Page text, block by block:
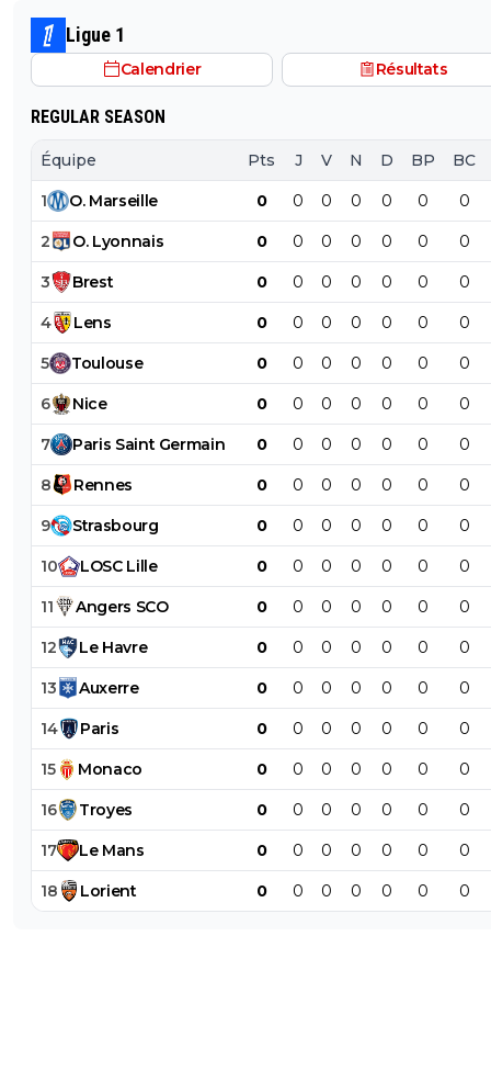
Ligue 1
Calendrier Résultats
REGULAR SEASON
Équipe Pts J V N D BP BC
1 O. Marseille 0 0 0 0 0 0 0
2 O. Lyonnais 0 0 0 0 0 0 0
3 Brest 0 0 0 0 0 0 0
4 Lens 0 0 0 0 0 0 0
5 Toulouse 0 0 0 0 0 0 0
6 Nice 0 0 0 0 0 0 0
7 Paris Saint Germain 0 0 0 0 0 0 0
8 Rennes 0 0 0 0 0 0 0
9 Strasbourg 0 0 0 0 0 0 0
10 LOSC Lille 0 0 0 0 0 0 0
11 Angers SCO 0 0 0 0 0 0 0
12 Le Havre 0 0 0 0 0 0 0
13 Auxerre 0 0 0 0 0 0 0
14 Paris 0 0 0 0 0 0 0
15 Monaco 0 0 0 0 0 0 0
16 Troyes 0 0 0 0 0 0 0
17 Le Mans 0 0 0 0 0 0 0
18 Lorient 0 0 0 0 0 0 0